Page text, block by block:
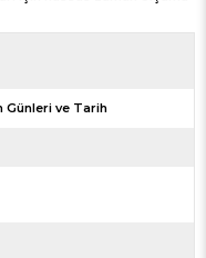
Günleri ve Tarih